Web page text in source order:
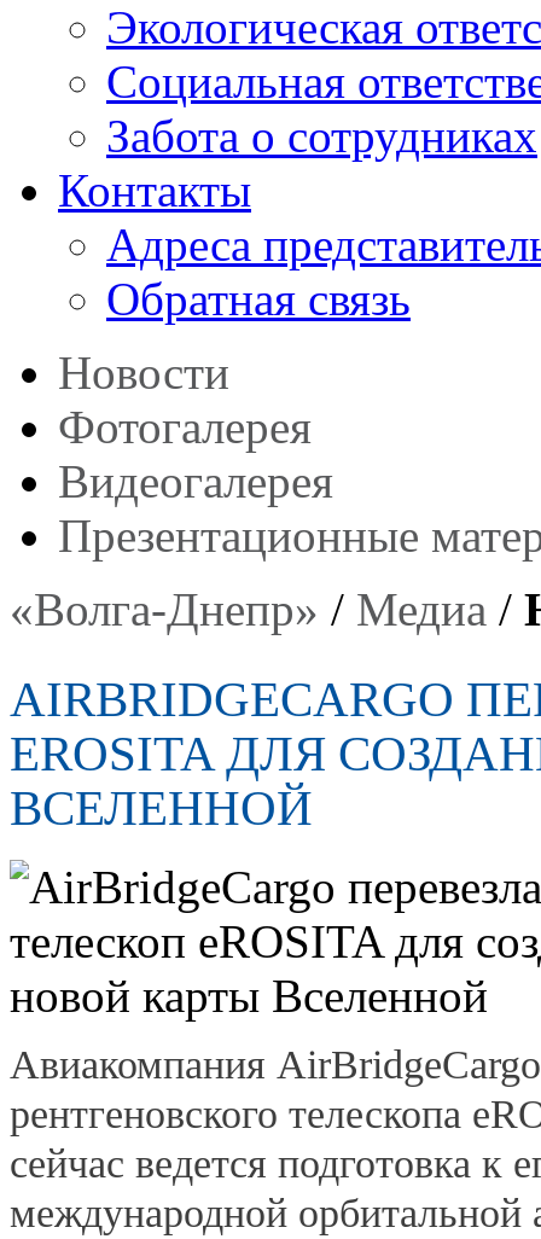
Экологическая
Социальная
Забота о сотрудниках
Контакты
Адреса
Обратная связь
Новости
Фотогалерея
Видеогалерея
Презентационные
«Волга-Днепр» / Медиа /
AIRBRIDGECARGO
EROSITA ДЛЯ
ВСЕЛЕННОЙ
Авиакомпания
рентгеновского телескопа
сейчас ведется подготовка к
международной орбитальной